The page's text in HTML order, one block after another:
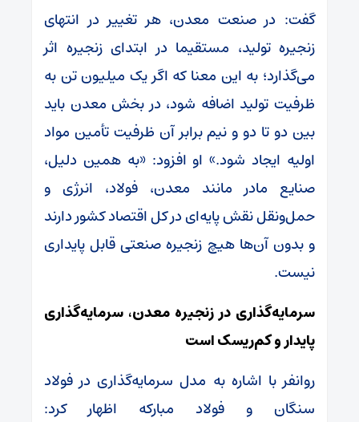
گفت: در صنعت معدن، هر تغییر در انتهای
زنجیره تولید، مستقیما در ابتدای زنجیره اثر
می‌گذارد؛ به این معنا که اگر یک میلیون تن به
ظرفیت تولید اضافه شود، در بخش معدن باید
بین دو تا دو و نیم برابر آن ظرفیت تأمین مواد
اولیه ایجاد شود.» او افزود: «به همین دلیل،
صنایع مادر مانند معدن، فولاد، انرژی و
حمل‌ونقل نقش پایه‌ای در کل اقتصاد کشور دارند
و بدون آن‌ها هیچ زنجیره صنعتی قابل پایداری
نیست.
سرمایه‌گذاری در زنجیره معدن، سرمایه‌گذاری
پایدار و کم‌ریسک است
روانفر با اشاره به مدل سرمایه‌گذاری در فولاد
سنگان و فولاد مبارکه اظهار کرد: